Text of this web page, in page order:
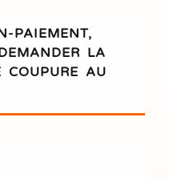
PAIEMENT,
LA
COUPURE AU